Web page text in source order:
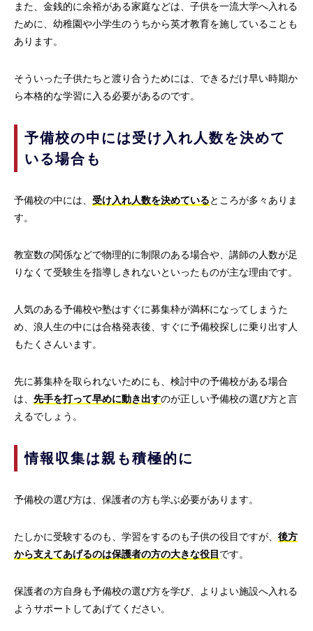
また、金銭的に余裕がある家庭などは、子供を一流大学へ入れる
ために、幼稚園や小学生のうちから英才教育を施していることも
あります。
そういった子供たちと渡り合うためには、できるだけ早い時期か
ら本格的な学習に入る必要があるのです。
予備校の中には受け入れ人数を決めて
いる場合も
予備校の中には、 受け入れ人数を決めているところが多々ありま
す。
教室数の関係などで物理的に制限のある場合や、講師の人数が足
りなくて受験生を指導しきれないといったものが主な理由です。
人気のある予備校や塾はすぐに募集枠が満杯になってしまうた
め、浪人生の中には合格発表後、すぐに予備校探しに乗り出す人
もたくさんいます。
先に募集枠を取られないためにも、検討中の予備校がある場合
は、 先手を打って早めに動き出すのが正しい予備校の選び方と言
えるでしょう。
情報収集は親も積極的に
予備校の選び方は、保護者の方も学ぶ必要があります。
たしかに受験するのも、学習をするのも子供の役目ですが、 後方
から支えてあげるのは保護者の方の大きな役目 です。
保護者の方自身も予備校の選び方を学び、よりよい施設へ入れる
ようサポートしてあげてください。